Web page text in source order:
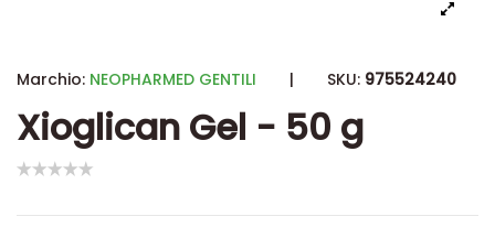
Marchio: NEOPHARMED GENTILI | SKU: 975524240
Xioglican Gel - 50 g